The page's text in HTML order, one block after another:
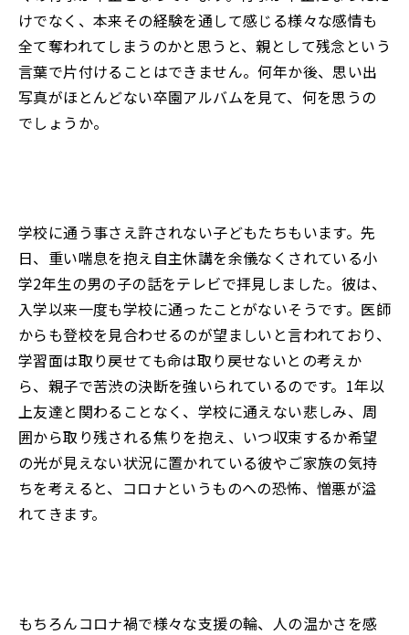
けでなく、本来その経験を通して感じる様々な感情も
全て奪われてしまうのかと思うと、親として残念という
言葉で片付けることはできません。何年か後、思い出
写真がほとんどない卒園アルバムを見て、何を思うの
でしょうか。
学校に通う事さえ許されない子どもたちもいます。先
日、重い喘息を抱え自主休講を余儀なくされている小
学2年生の男の子の話をテレビで拝見しました。彼は、
入学以来一度も学校に通ったことがないそうです。医師
からも登校を見合わせるのが望ましいと言われており、
学習面は取り戻せても命は取り戻せないとの考えか
ら、親子で苦渋の決断を強いられているのです。1年以
上友達と関わることなく、学校に通えない悲しみ、周
囲から取り残される焦りを抱え、いつ収束するか希望
の光が見えない状況に置かれている彼やご家族の気持
ちを考えると、コロナというものへの恐怖、憎悪が溢
れてきます。
もちろんコロナ禍で様々な支援の輪、人の温かさを感